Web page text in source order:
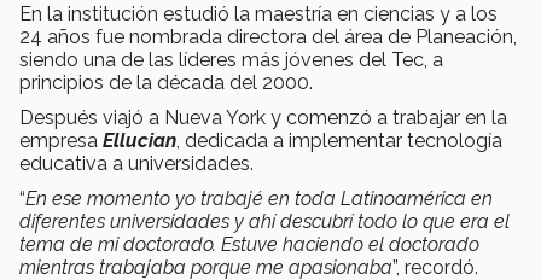
En la institución estudió la maestría en ciencias y a los
24 años fue nombrada directora del área de Planeación,
siendo una de las líderes más jóvenes del Tec, a
principios de la década del 2000.
Después viajó a Nueva York y comenzó a trabajar en la
empresa Ellucian, dedicada a implementar tecnología
educativa a universidades.
“En ese momento yo trabajé en toda Latinoamérica en
diferentes universidades y ahí descubrí todo lo que era el
tema de mi doctorado. Estuve haciendo el doctorado
mientras trabajaba porque me apasionaba”, recordó.